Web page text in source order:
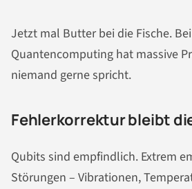
Jetzt mal Butter bei die Fische.
Quantencomputing hat massive
niemand gerne spricht.
Fehlerkorrektur bleibt
Qubits sind empfindlich. Extrem
Störungen – Vibrationen,